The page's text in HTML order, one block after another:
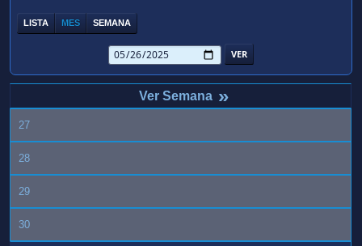
LISTA MES SEMANA
»
27
28
29
30